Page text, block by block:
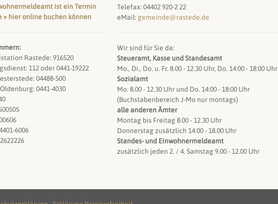
ist ein Termin
» hier online buchen können
Rastede: 916520
112 oder 0441-19222
04488-500
0441-4030
6006
Telefax: 04402 920-2 22
eMail: gemeinde@rastede.de
Wir sind für Sie da:
Steueramt, Kasse und Standesamt
Mo., Di., Do. u. Fr. 8.00 - 12.30 Uhr, Do. 14:00 - 18:00 Uhr
Sozialamt
Mo. 8.00 - 12.30 Uhr und Do. 14:00 - 18:00 Uhr
(Buchstabenbereich J-Mo nur montags)
alle anderen Ämter
Montag bis Freitag 8.00 - 12.30 Uhr
Donnerstag zusätzlich 14.00 - 18.00 Uhr
Standes- und Einwohnermeldeamt
zusätzlich jeden 2. / 4. Samstag 9.00 - 12.00 Uhr